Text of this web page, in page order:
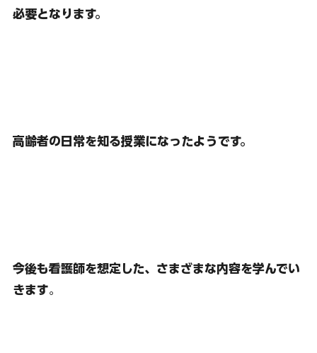
必要となります。
高齢者の日常を知る授業になったようです。
今後も看護師を想定した、さまざまな内容を学んでい
きます。